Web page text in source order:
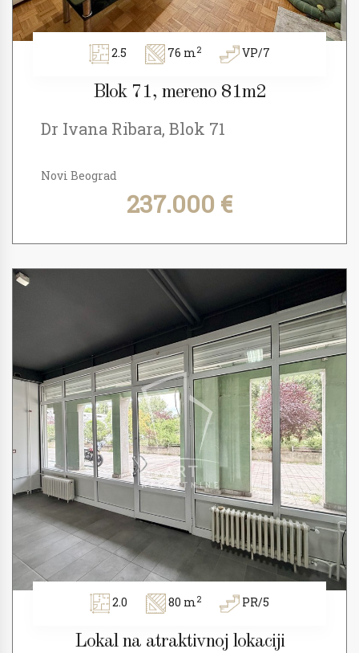
2.5 76 m2 VP/7
Blok 71, mereno 81m2
Dr Ivana Ribara, Blok 71
Novi Beograd
237.000 €
2.0 80 m2 PR/5
Lokal na atraktivnoj lokaciji